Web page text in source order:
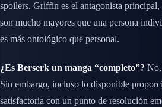
spoilers. Griffin es el antagonista principal,
son mucho mayores que una persona
es más ontológico que personal.
¿Es Berserk un manga “completo”?
Sin embargo, incluso lo disponible
satisfactoria con un punto de resolución